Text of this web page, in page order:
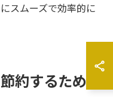
スムーズで効率的に
約するための